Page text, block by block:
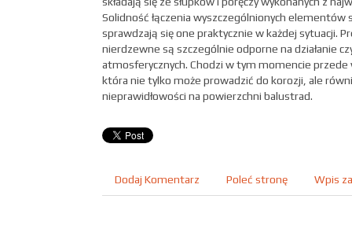
Solidność łączenia wyszczególnionych elementów
sprawdzają się one praktycznie w każdej sytuacji.
nierdzewne są szczególnie odporne na działanie
atmosferycznych. Chodzi w tym momencie
która nie tylko może prowadzić do korozji, ale
nieprawidłowości na powierzchni balustrad.
Dodaj Komentarz Poleć stronę Wpis